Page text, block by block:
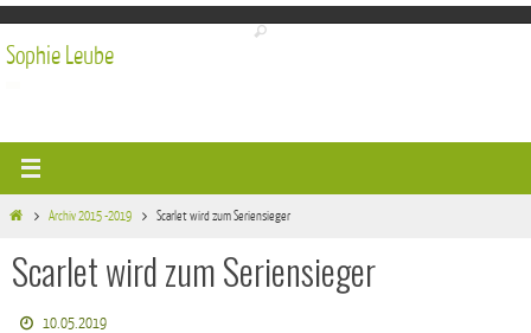
Zum
Inhalt
Sophie Leube
Start Archiv 2015 -2019 Scarlet wird zum Seriensieger
Scarlet wird zum Seriensieger
10.05.2019